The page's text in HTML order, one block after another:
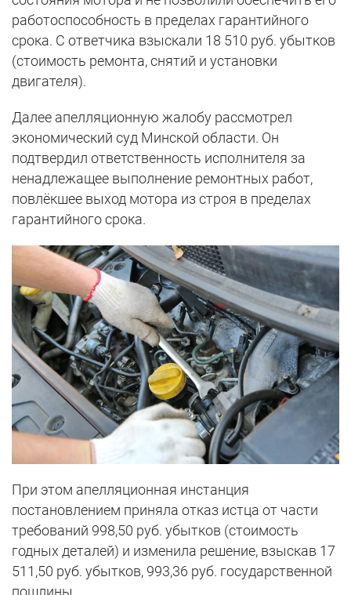
работоспособность в пределах гарантийного
срока. С ответчика взыскали 18 510 руб. убытков
(стоимость ремонта, снятий и установки
двигателя).
Далее апелляционную жалобу рассмотрел
экономический суд Минской области. Он
подтвердил ответственность исполнителя за
ненадлежащее выполнение ремонтных работ,
повлёкшее выход мотора из строя в пределах
гарантийного срока.
При этом апелляционная инстанция
постановлением приняла отказ истца от части
требований 998,50 руб. убытков (стоимость
годных деталей) и изменила решение, взыскав 17
511,50 руб. убытков, 993,36 руб. государственной
пошлины.